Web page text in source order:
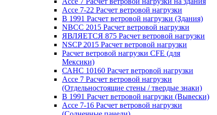
Ассе 7-22 Расчет ветровой нагрузки
В 1991 Расчет ветровой нагрузки (Здания)
NBCC 2015 Расчет ветровой нагрузки
ЯВЛЯЕТСЯ 875 Расчет ветровой нагрузки
NSCP 2015 Расчет ветровой нагрузки
Расчет ветровой нагрузки CFE (для
Мексики)
САНС 10160 Расчет ветровой нагрузки
Ассе 7 Расчет ветровой нагрузки
(Отдельностоящие стены / твердые знаки)
В 1991 Расчет ветровой нагрузки (Вывески)
Ассе 7-16 Расчет ветровой нагрузки